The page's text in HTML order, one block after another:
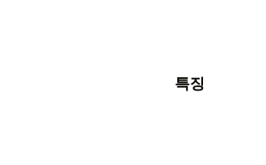
특징